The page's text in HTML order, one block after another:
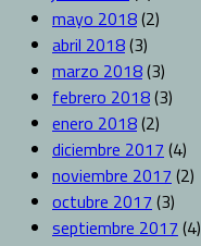
mayo 2018(2)
abril 2018(3)
marzo 2018(3)
febrero 2018(3)
enero 2018(2)
diciembre 2017 (4)
noviembre 2017 (2)
octubre 2017 (3)
septiembre 2017 (4)